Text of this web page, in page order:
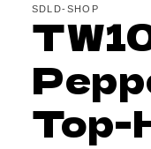
Modal
SDLD-SHOP
Top-